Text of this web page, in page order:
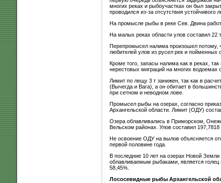
многих реках и рыбоучастках он был
проводился из-за отсутствия устойчивого
На промысле рыбы в реке Сев. Двина
На малых реках области улов составил 22
Перепромысел налима произошел потому,
любителей улов из русел рек и пойменных
Кроме того, запасы налима как в реках,
нерестовых миграций на многих водоемах
Лимит по лещу 3 т занижен, так как в
(Вычегда и Вага), а он обитает в
при сетном и неводном лове.
Промысел рыбы на озерах, согласно
Архангельской области. Лимит (ОДУ)
Озера облавливались в Приморском,
Вельском районах. Улов составил
Не освоение ОДУ на вылов объясняется
первой половине года.
В последние 10 лет на озерах Новой
облавливаемым рыбаками, является голец
58,45%.
Лососевидные рыбы Архангельской